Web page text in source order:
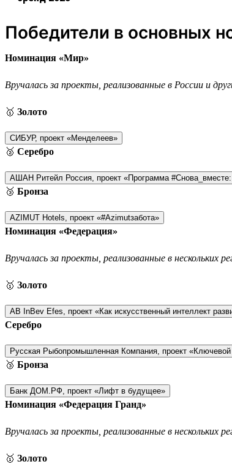
Победители в основных
Номинация «Мир»
Вручалась за проекты, реализованные в России и
🥇 Золото
СИБУР, проект «Менделеев»
🥈 Серебро
АШАН Ритейл Россия, проект «Программа
🥉 Бронза
AZIMUT Hotels, проект «#Azimutзабота»
Номинация «Федерация»
Вручалась за проекты, реализованные в нескольких
🥇 Золото
AB InBev Efes, проект «Как искусственный интеллект
Серебро
Русская Рыбопромышленная Компания, проект
🥉 Бронза
Банк ДОМ.РФ, проект «Лифт в будущее»
Номинация «Федерация Гранд»
Вручалась за проекты, реализованные в нескольких
🥇 Золото